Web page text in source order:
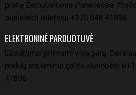
prekę Žemuosiuose Paneriuose.
susisiekti telefonu +370 648 41896
ELEKTRONINĖ PARDUOTUVĖ
Užsakymai priimami visą parą. Dėl
prekių atsiėmimo galite skambinti iki
41896